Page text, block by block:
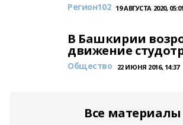
Регион102 19 АВГУСТА 2020, 05:01
В Башкирии
движение
Общество 22 ИЮНЯ 2016, 14:37
Все материалы